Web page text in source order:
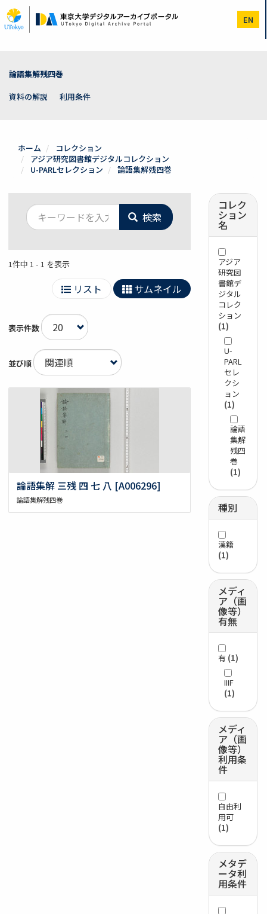
イ
ン
EN
論語集解残四巻
資料の解説
利用条件
ホーム
コレクション
アジア研究図書館デジタルコレクション
U-PARLセレクション
論語集解残四巻
検索
1件中 1 - 1 を表示
リスト サムネイル
表示件数
並び順
論語集解 三残 四 七 八 [A006296]
論語集解残四巻
コレク
ション
名
アジア
研究図
書館デ
ジタル
コレク
ション
(1)
U-
PARL
セレ
クシ
ョン
(1)
論語
集解
残四
巻
(1)
種別
漢籍
(1)
メディ
ア（画
像等）
有無
有 (1)
IIIF
(1)
メディ
ア（画
像等）
利用条
件
自由利
用可
(1)
メタデ
ータ利
用条件